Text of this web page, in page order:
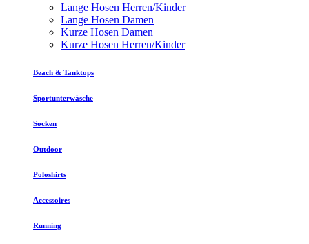
Lange Hosen Herren/Kinder
Lange Hosen Damen
Kurze Hosen Damen
Kurze Hosen Herren/Kinder
Beach & Tanktops
Sportunterwäsche
Socken
Outdoor
Poloshirts
Accessoires
Running